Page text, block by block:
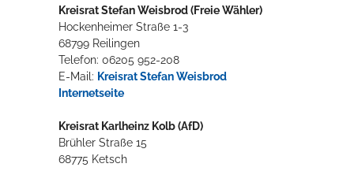
Kreisrat Stefan Weisbrod (Freie Wähler)
Hockenheimer Straße 1-3
68799 Reilingen
Telefon: 06205 952-208
E-Mail: Kreisrat Stefan Weisbrod
Internetseite
Kreisrat Karlheinz Kolb (AfD)
Brühler Straße 15
68775 Ketsch